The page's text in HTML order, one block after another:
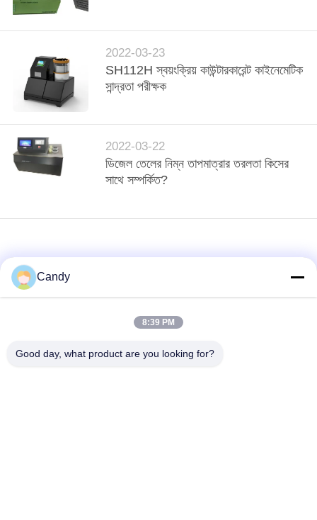
2022-03-23
SH112H স্বয়ংক্রিয় কাউন্টারকারেন্ট কাইনেমেটিক
সান্দ্রতা পরীক্ষক
2022-03-22
ডিজেল তেলের নিম্ন তাপমাত্রার তরলতা কিসের
সাথে সম্পর্কিত?
Candy
8:39 PM
Good day, what product are you looking for?